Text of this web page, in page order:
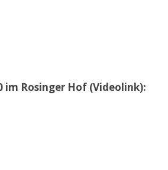
im Rosinger Hof (Videolink):